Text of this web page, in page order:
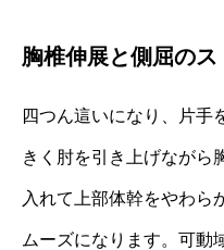
胸椎伸展と側屈のス
四つん這いになり、片手
きく肘を引き上げながら
入れて上部体幹をやわら
ムーズになります。可動